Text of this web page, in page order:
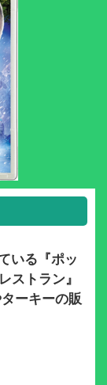
いる『ポッ
ストラン』
ーキーの販